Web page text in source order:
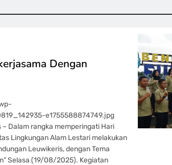
Dengan
e1755588874749.jpg
Dalam rangka memperingati Hari
Lingkungan Alam Lestari melakukan
Leuwikeris, dengan Tema
Selasa (19/08/2025). Kegiatan